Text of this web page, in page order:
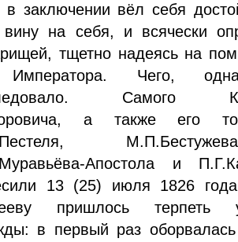
в заключении вёл себя
на себя, и всячески
тщетно надеясь на
Чего,
Самого
а также его
Апостола и
13 (25) июля 1826
пришлось терпеть
в первый раз оборвалась